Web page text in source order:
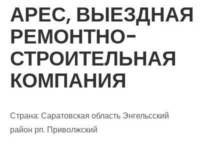
АРЕС, ВЫЕЗДНАЯ
РЕМОНТНО-
СТРОИТЕЛЬНАЯ
КОМПАНИЯ
Страна: Саратовская область Энгельсский
район рп. Приволжский